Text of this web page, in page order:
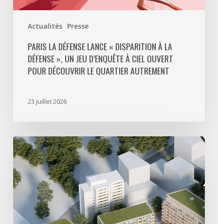
Actualités Presse
ciel
découvrir
quartier
PARIS LA DÉFENSE LANCE « DISPARITION À LA
DÉFENSE », UN JEU D’ENQUÊTE À CIEL OUVERT
POUR DÉCOUVRIR LE QUARTIER AUTREMENT
23 juillet 2026
Avec
5
actes
signés
pour
créer